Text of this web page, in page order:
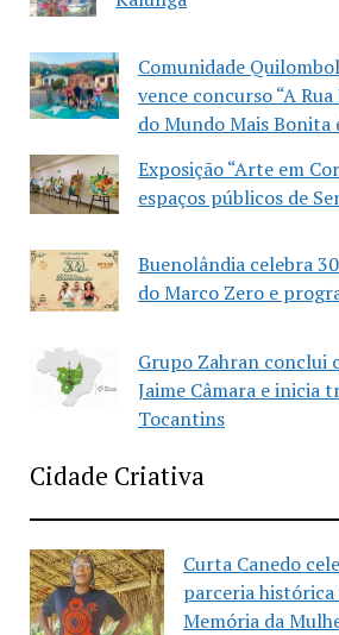
Comunidade
vence concurso “A
do Mundo Mais Bonita
Exposição “Arte em
espaços públicos de
Buenolândia celebra
do Marco Zero e
Grupo Zahran conclui
Jaime Câmara e inicia
Tocantins
Cidade Criativa
Curta Canedo
parceria histórica
Memória da